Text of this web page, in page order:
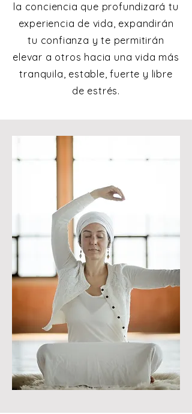
la conciencia que profundizará tu
experiencia de vida, expandirán
tu confianza y te permitirán
elevar a otros hacia una vida más
tranquila, estable, fuerte y libre
de estrés.